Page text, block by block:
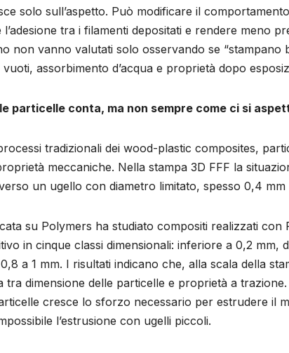
solo sull’aspetto. Può modificare il
tra i filamenti depositati e rendere meno
non vanno valutati solo osservando se “stampano
assorbimento d’acqua e proprietà dopo
particelle conta, ma non sempre come ci si
tradizionali dei wood-plastic composites,
meccaniche. Nella stampa 3D FFF la
un ugello con diametro limitato, spesso 0,4
su Polymers ha studiato compositi realizzati con
in cinque classi dimensionali: inferiore a 0,2 mm,
a 1 mm. I risultati indicano che, alla scala della
tra dimensione delle particelle e proprietà a
cresce lo sforzo necessario per estrudere il
l’estrusione con ugelli piccoli.